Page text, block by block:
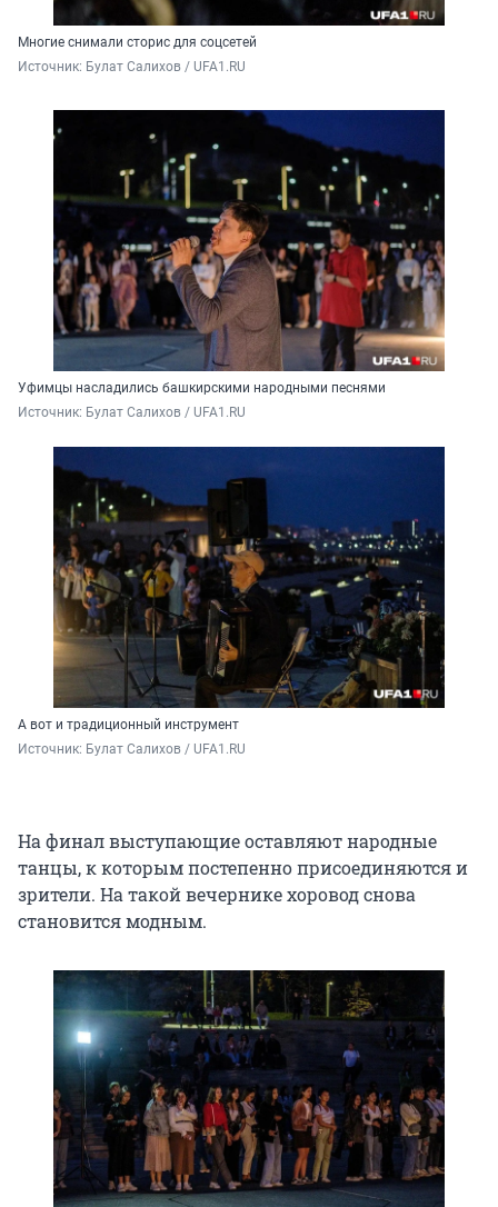
Многие снимали сторис для соцсетей
Источник: Булат Салихов / UFA1.RU
Уфимцы насладились башкирскими народными песнями
Источник: Булат Салихов / UFA1.RU
А вот и традиционный инструмент
Источник: Булат Салихов / UFA1.RU
На финал выступающие оставляют народные
танцы, к которым постепенно присоединяются и
зрители. На такой вечернике хоровод снова
становится модным.